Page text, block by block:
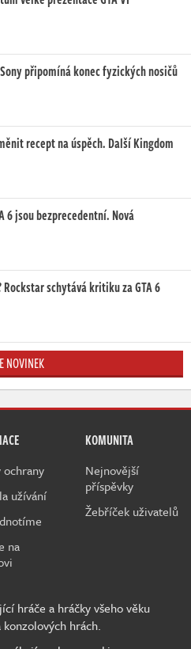
připomíná konec fyzických nosičů
recept na úspěch. Další Kingdom
6 jsou bezprecedentní. Nová
schytává kritiku za GTA 6
NOVINEK
ochrany
užívání
na
KOMUNITA
Nejnovější
příspěvky
Žebříček uživatelů
hráče a hráčky všeho věku
hrách.